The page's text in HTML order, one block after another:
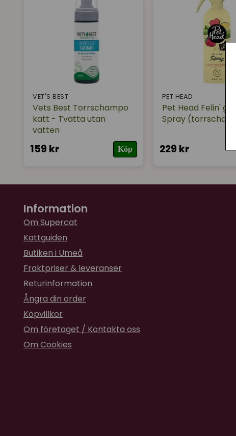
VET'S BEST
Vets Best Torrschampo
katt - Tvätta utan
vatten
159 kr Köp
PET HEAD
Pet Head Felin'
Spray
229 kr
Information
Om Supercat
Kattguiden
Butiken i Umeå
Fraktpriser & leveranser
Returinformation
Ångra din order
Köpvillkor
Om företaget / Kontakta oss
Om Cookies